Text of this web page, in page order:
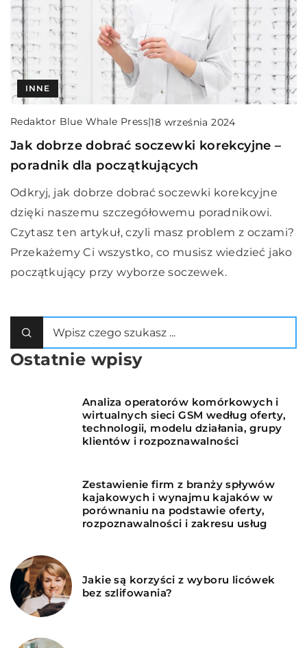
INNE
Redaktor Blue Whale Press|18 września 2024
Jak dobrze dobrać soczewki korekcyjne –
poradnik dla początkujących
Odkryj, jak dobrze dobrać soczewki korekcyjne
dzięki naszemu szczegółowemu poradnikowi.
Czytasz ten artykuł, czyli masz problem z oczami?
Przekażemy Ci wszystko, co musisz wiedzieć jako
początkujący przy wyborze soczewek.
Ostatnie wpisy
Analiza operatorów komórkowych i
wirtualnych sieci GSM według oferty,
technologii, modelu działania, grupy
klientów i rozpoznawalności
Zestawienie firm z branży spływów
kajakowych i wynajmu kajaków w
porównaniu na podstawie oferty,
rozpoznawalności i zakresu usług
Jakie są korzyści z wyboru licówek
bez szlifowania?